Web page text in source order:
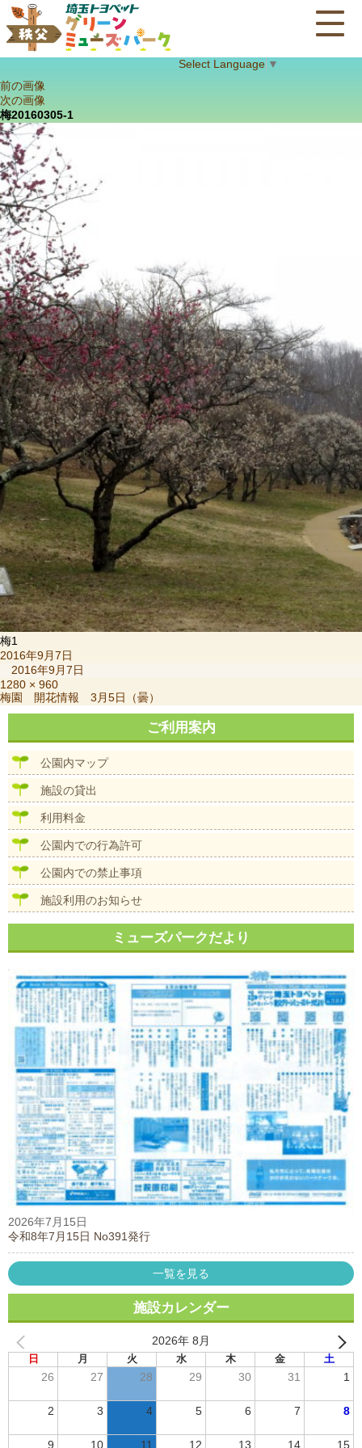
Select Language ▼
前の画像
次の画像
梅20160305-1
梅1
投
日:
2016年9月7日
2016年9月7日
フ
ル
サ
ズ
1280 × 960
投
稿
ビ
梅園 開花情報 3月5日（曇）
ご利用案内
公園内マップ
施設の貸出
利用料金
公園内での行為許可
公園内での禁止事項
施設利用のお知らせ
ミューズパークだより
2026年7月15日
令和8年7月15日 No391発行
一覧を見る
施設カレンダー
2026年 8月
日 月 火 水 木 金 土
26 27 28 29 30 31 1
2 3 4 5 6 7 8
9 10 11 12 13 14 15